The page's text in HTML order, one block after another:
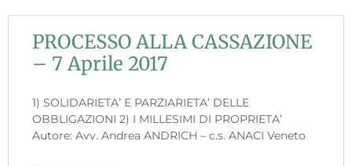
PROCESSO ALLA CASSAZIONE
– 7 Aprile 2017
1) SOLIDARIETA’ E PARZIARIETA’ DELLE
OBBLIGAZIONI 2) I MILLESIMI DI PROPRIETA’
Autore: Avv. Andrea ANDRICH – c.s. ANACI Veneto